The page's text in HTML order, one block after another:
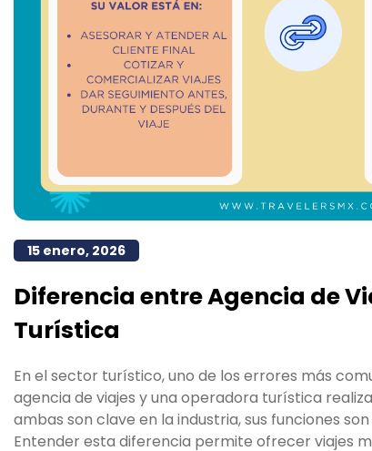
15 enero, 2026
Diferencia entre Agencia de
Turística
En el sector turístico, uno de los errores más
agencia de viajes y una operadora turística
ambas son clave en la industria, sus funciones
Entender esta diferencia permite ofrecer viajes